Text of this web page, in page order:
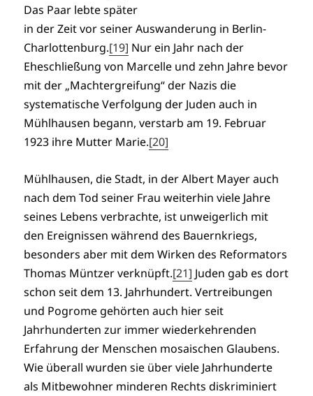
Das Paar lebte später
in der Zeit vor seiner Auswanderung in Berlin-
Charlottenburg.[19] Nur ein Jahr nach der
Eheschließung von Marcelle und zehn Jahre bevor
mit der „Machtergreifung“ der Nazis die
systematische Verfolgung der Juden auch in
Mühlhausen begann, verstarb am 19. Februar
1923 ihre Mutter Marie.[20]
Mühlhausen, die Stadt, in der Albert Mayer auch
nach dem Tod seiner Frau weiterhin viele Jahre
seines Lebens verbrachte, ist unweigerlich mit
den Ereignissen während des Bauernkriegs,
besonders aber mit dem Wirken des Reformators
Thomas Müntzer verknüpft.[21] Juden gab es dort
schon seit dem 13. Jahrhundert. Vertreibungen
und Pogrome gehörten auch hier seit
Jahrhunderten zur immer wiederkehrenden
Erfahrung der Menschen mosaischen Glaubens.
Wie überall wurden sie über viele Jahrhunderte
als Mitbewohner minderen Rechts diskriminiert